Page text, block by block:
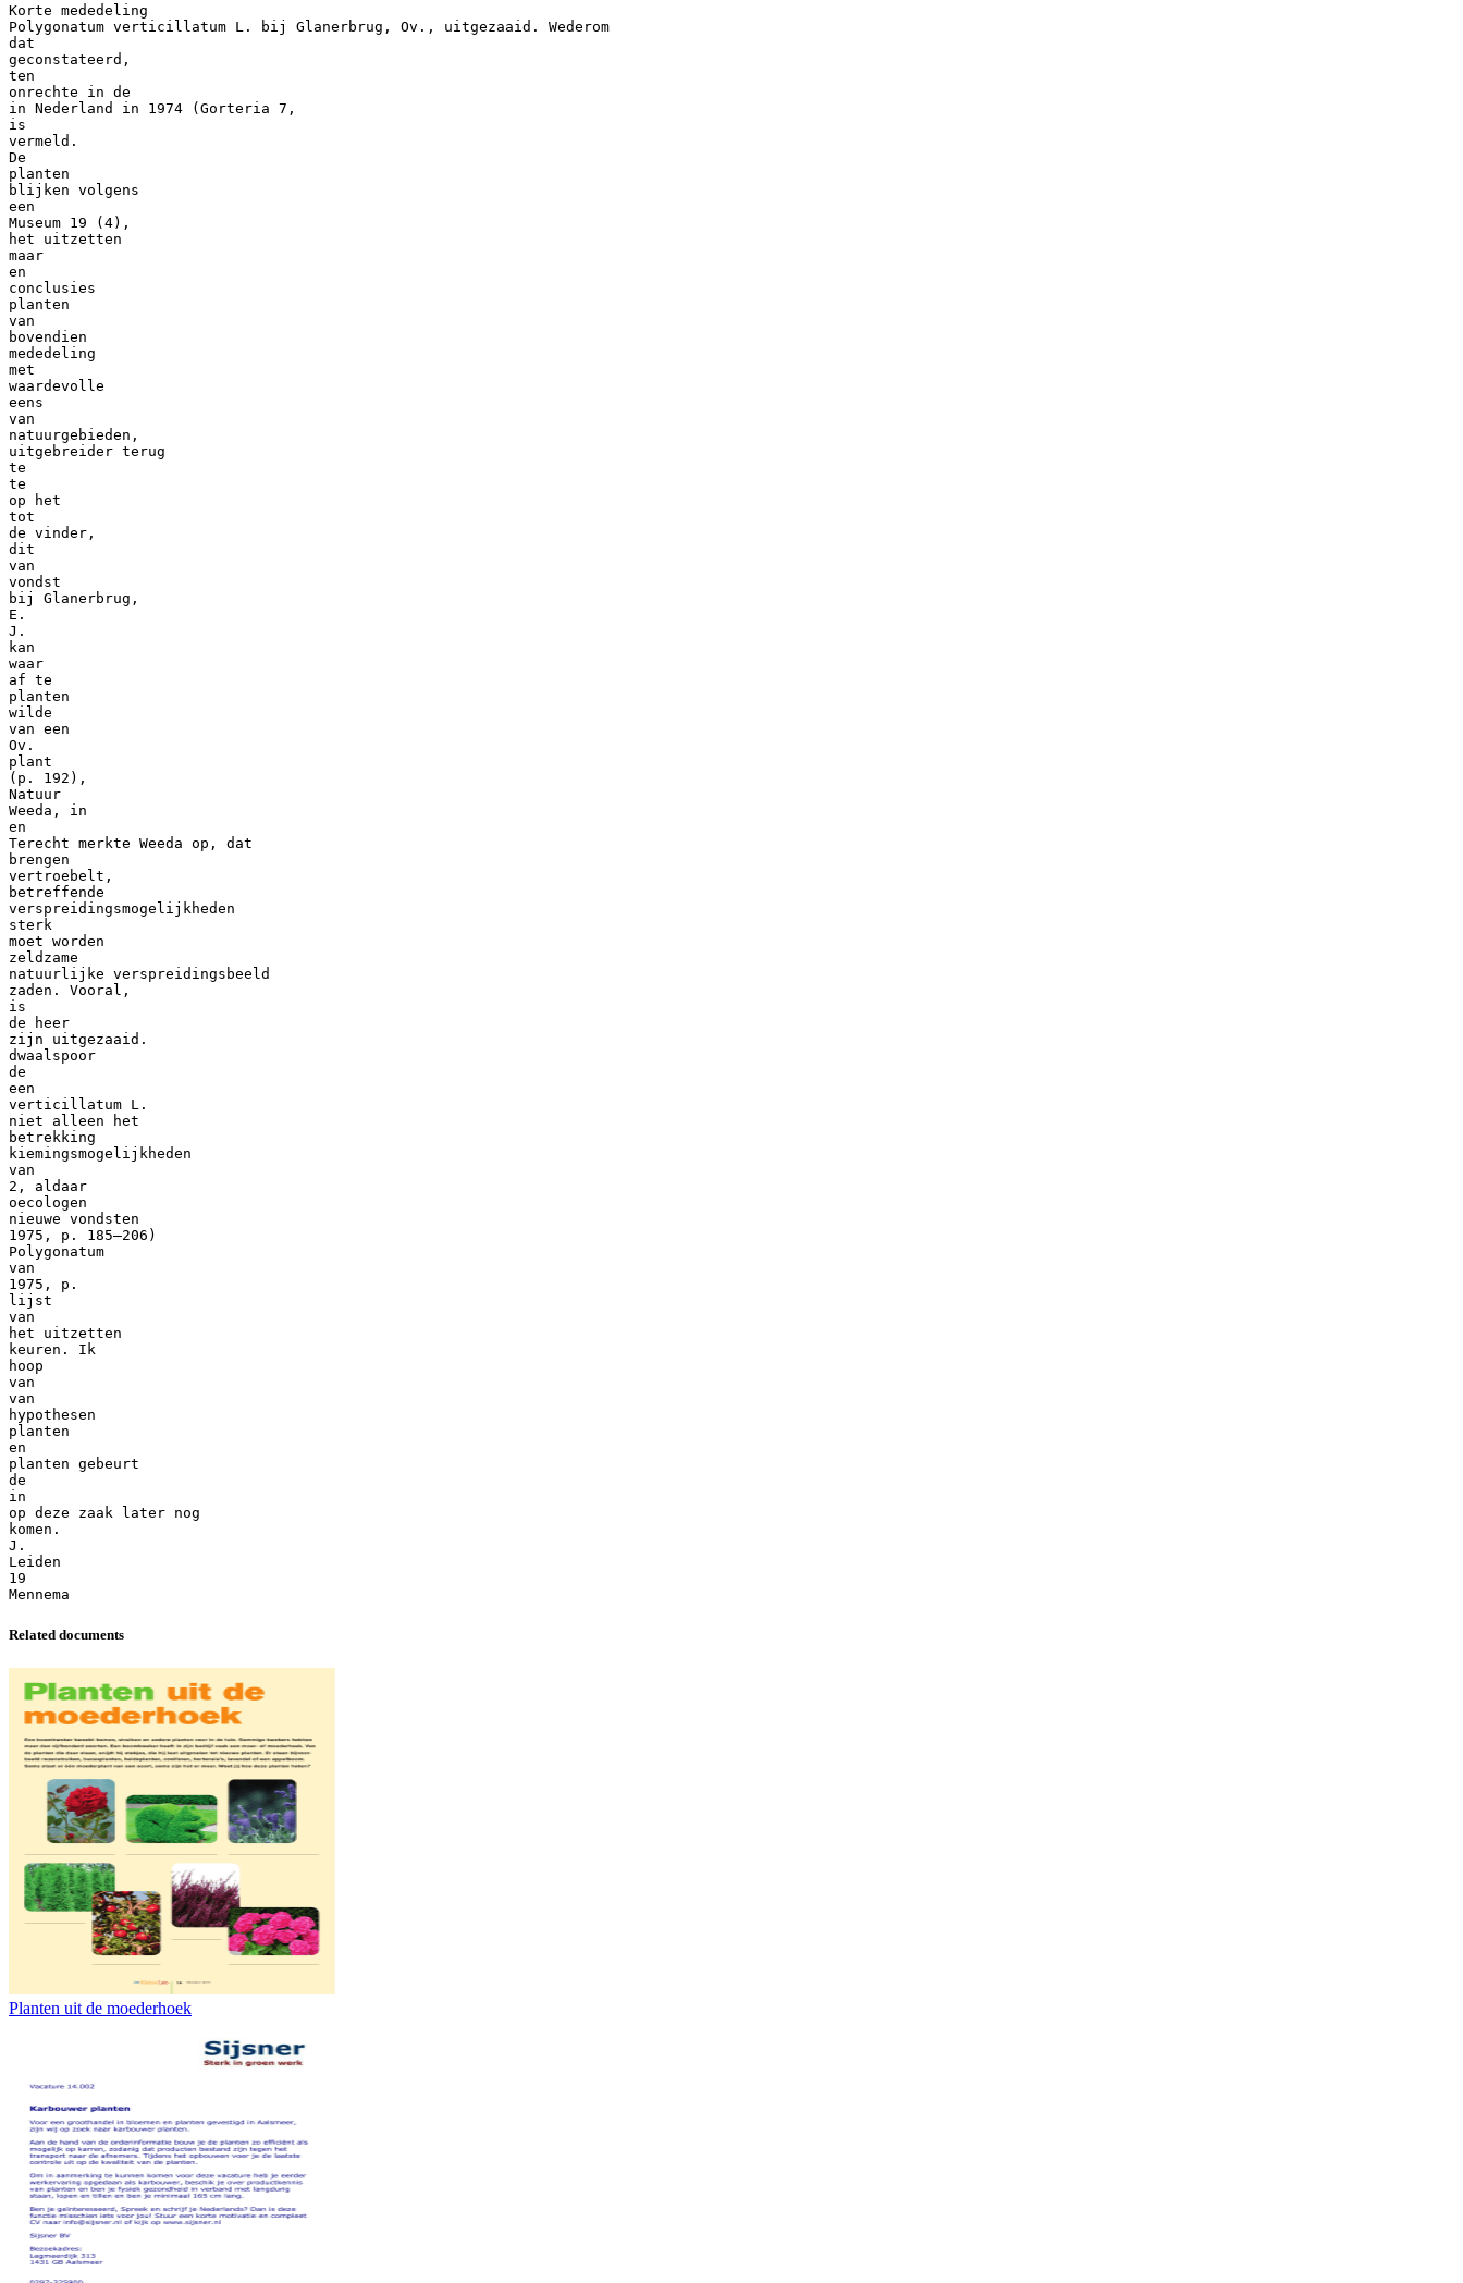
Korte mededeling
Polygonatum verticillatum L. bij Glanerbrug, Ov., uitgezaaid. Wederom
dat
geconstateerd,
ten
onrechte in de
in Nederland in 1974 (Gorteria 7,
is
vermeld.
De
planten
blijken volgens
een
Museum 19 (4),
het uitzetten
maar
en
conclusies
planten
van
bovendien
mededeling
met
waardevolle
eens
van
natuurgebieden,
uitgebreider terug
te
te
op het
tot
de vinder,
dit
van
vondst
bij Glanerbrug,
E.
J.
kan
waar
af te
planten
wilde
van een
Ov.
plant
(p. 192),
Natuur
Weeda, in
en
Terecht merkte Weeda op, dat
brengen
vertroebelt,
betreffende
verspreidingsmogelijkheden
sterk
moet worden
zeldzame
natuurlijke verspreidingsbeeld
zaden. Vooral,
is
de heer
zijn uitgezaaid.
dwaalspoor
de
een
verticillatum L.
niet alleen het
betrekking
kiemingsmogelijkheden
van
2, aldaar
oecologen
nieuwe vondsten
1975, p. 185—206)
Polygonatum
van
1975, p.
lijst
van
het uitzetten
keuren. Ik
hoop
van
van
hypothesen
planten
en
planten gebeurt
de
in
op deze zaak later nog
komen.
J.
Leiden
19
Related documents
Planten uit de moederhoek